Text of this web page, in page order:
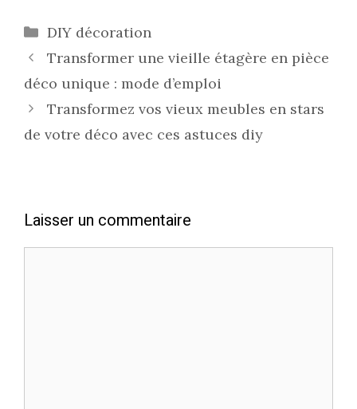
Catégories
DIY décoration
Transformer une vieille étagère en pièce
déco unique : mode d’emploi
Transformez vos vieux meubles en stars
de votre déco avec ces astuces diy
Laisser un commentaire